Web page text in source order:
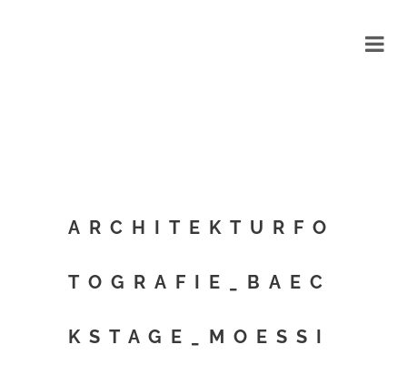
ARCHITEKTURFO
TOGRAFIE_BAEC
KSTAGE_MOESSI